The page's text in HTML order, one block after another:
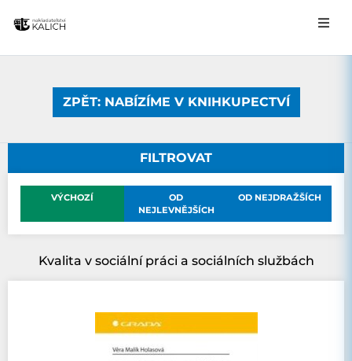
ZPĚT: NABÍZÍME V KNIHKUPECTVÍ
FILTROVAT
VÝCHOZÍ
OD
NEJLEVNĚJŠÍCH
OD NEJDRAŽŠÍCH
Kvalita v sociální práci a sociálních službách